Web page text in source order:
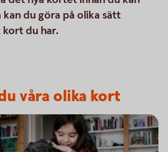
du göra på olika sätt
du har.
våra olika kort